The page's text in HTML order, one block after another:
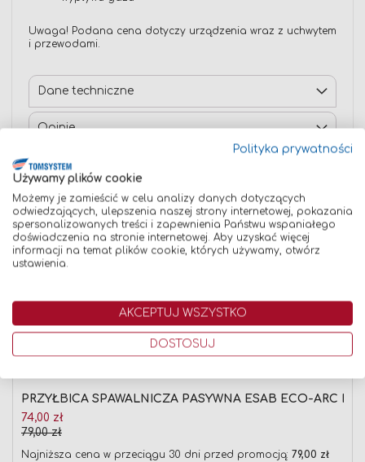
Uwaga! Podana cena dotyczy urządzenia wraz z uchwytem
i przewodami.
Dane techniczne
Opinie
Znaleźliśmy inne produkty, które mogą Cię
zainteresować!
PRZYŁBICA SPAWALNICZA PASYWNA ESAB ECO-ARC II
Cena
promocyjna
74,00 zł
79,00 zł
Najniższa cena w przeciągu 30 dni przed promocją: 79,00 zł
Polityka prywatności
Używamy plików cookie
Możemy je zamieścić w celu analizy danych dotyczących
odwiedzających, ulepszenia naszej strony internetowej, pokazania
spersonalizowanych treści i zapewnienia Państwu wspaniałego
doświadczenia na stronie internetowej. Aby uzyskać więcej
informacji na temat plików cookie, których używamy, otwórz
ustawienia.
AKCEPTUJ WSZYSTKO
DOSTOSUJ